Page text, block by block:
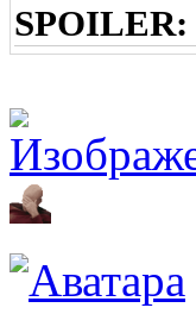
SPOILER: